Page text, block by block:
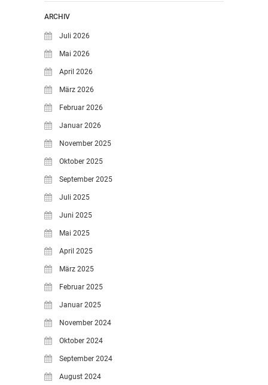
ARCHIV
Juli 2026
Mai 2026
April 2026
März 2026
Februar 2026
Januar 2026
November 2025
Oktober 2025
September 2025
Juli 2025
Juni 2025
Mai 2025
April 2025
März 2025
Februar 2025
Januar 2025
November 2024
Oktober 2024
September 2024
August 2024